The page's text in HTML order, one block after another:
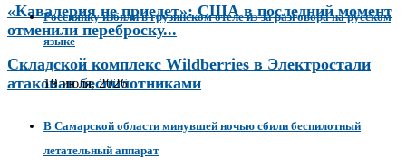
«Кавалерия не приедет»: США в последний момент
отменили переброску...
Складской комплекс Wildberries в Электростали
атакован беспилотниками
Россиянку избили в грузинском отеле из‑за разговора на русском
языке
19 июля, 2026
В Самарской области минувшей ночью сбили беспилотный
летательный аппарат